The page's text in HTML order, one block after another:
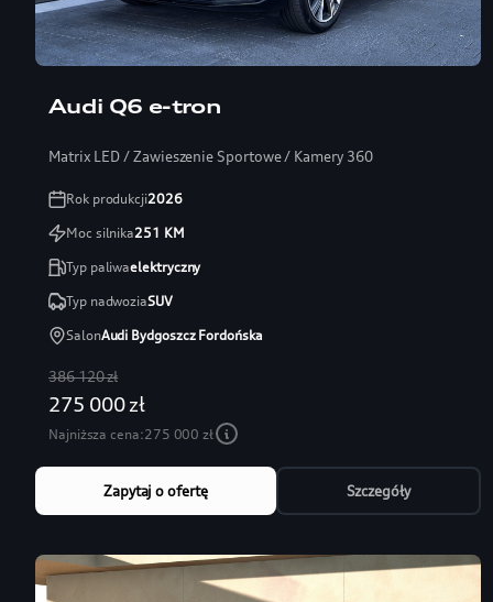
Audi Q6 e-tron
Matrix LED / Zawieszenie Sportowe / Kamery 360
Rok produkcji2026
Moc silnika251 KM
Typ paliwaelektryczny
Typ nadwoziaSUV
SalonAudi Bydgoszcz Fordońska
386 120 zł
275 000 zł
Najniższa cena:275 000 zł
Zapytaj o ofertę Szczegóły